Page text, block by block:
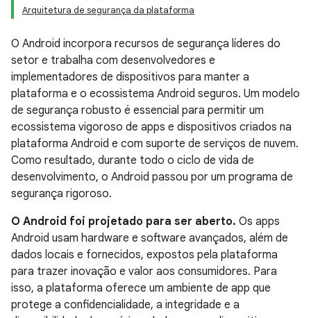
Arquitetura de segurança da plataforma
O Android incorpora recursos de segurança líderes do
setor e trabalha com desenvolvedores e
implementadores de dispositivos para manter a
plataforma e o ecossistema Android seguros. Um modelo
de segurança robusto é essencial para permitir um
ecossistema vigoroso de apps e dispositivos criados na
plataforma Android e com suporte de serviços de nuvem.
Como resultado, durante todo o ciclo de vida de
desenvolvimento, o Android passou por um programa de
segurança rigoroso.
O Android foi projetado para ser aberto. Os apps
Android usam hardware e software avançados, além de
dados locais e fornecidos, expostos pela plataforma
para trazer inovação e valor aos consumidores. Para
isso, a plataforma oferece um ambiente de app que
protege a confidencialidade, a integridade e a